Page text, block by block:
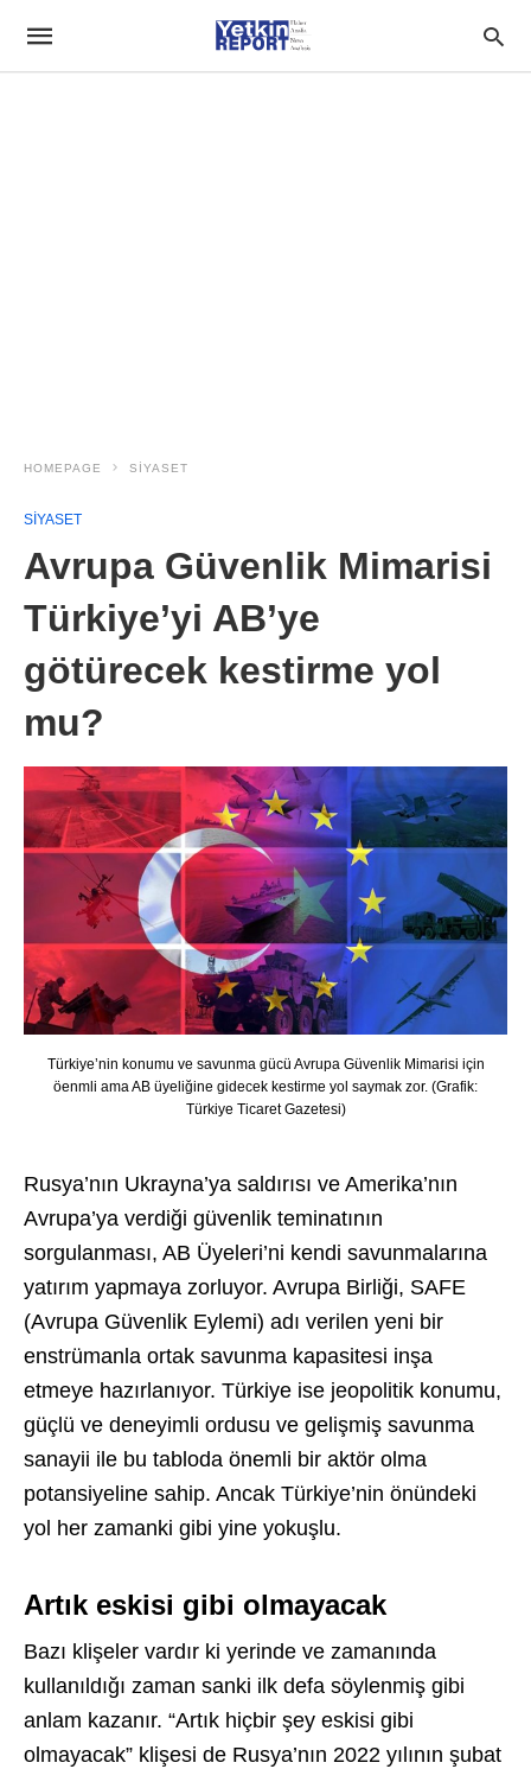
HOMEPAGE SIYASET
SIYASET
Avrupa Güvenlik Mimarisi
Türkiye’yi AB’ye
götürecek kestirme yol
mu?
Türkiye’nin konumu ve savunma gücü Avrupa Güvenlik Mimarisi için
öenmli ama AB üyeliğine gidecek kestirme yol saymak zor. (Grafik:
Türkiye Ticaret Gazetesi)
Rusya’nın Ukrayna’ya saldırısı ve Amerika’nın
Avrupa’ya verdiği güvenlik teminatının
sorgulanması, AB Üyeleri’ni kendi savunmalarına
yatırım yapmaya zorluyor. Avrupa Birliği, SAFE
(Avrupa Güvenlik Eylemi) adı verilen yeni bir
enstrümanla ortak savunma kapasitesi inşa
etmeye hazırlanıyor. Türkiye ise jeopolitik konumu,
güçlü ve deneyimli ordusu ve gelişmiş savunma
sanayii ile bu tabloda önemli bir aktör olma
potansiyeline sahip. Ancak Türkiye’nin önündeki
yol her zamanki gibi yine yokuşlu.
Artık eskisi gibi olmayacak
Bazı klişeler vardır ki yerinde ve zamanında
kullanıldığı zaman sanki ilk defa söylenmiş gibi
anlam kazanır. “Artık hiçbir şey eskisi gibi
olmayacak” klişesi de Rusya’nın 2022 yılının şubat